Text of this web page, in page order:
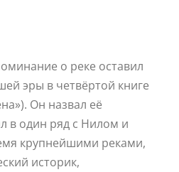
о реке оставил
эры в четвёртой книге
Он назвал её
в один ряд с Нилом и
крупнейшими реками,
историк,